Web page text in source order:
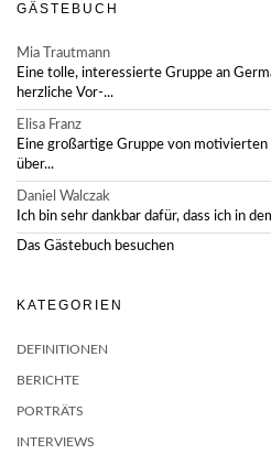
GÄSTEBUCH
Mia Trautmann
Eine tolle, interessierte Gruppe an
herzliche Vor-...
Elisa Franz
Eine großartige Gruppe von motivierten
über...
Daniel Walczak
Ich bin sehr dankbar dafür, dass ich in
Das Gästebuch besuchen
KATEGORIEN
DEFINITIONEN
BERICHTE
PORTRÄTS
INTERVIEWS